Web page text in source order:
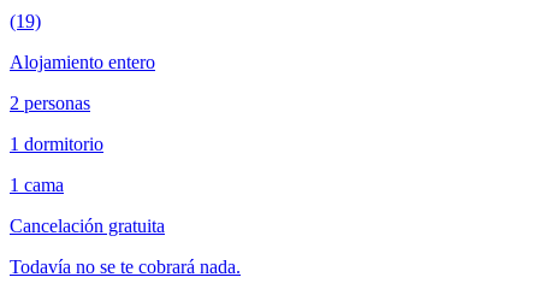
(19)
Alojamiento entero
2 personas
1 dormitorio
1 cama
Cancelación gratuita
Todavía no se te cobrará nada.